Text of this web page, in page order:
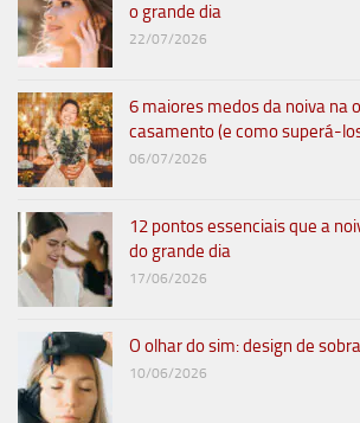
o grande dia
22/07/2026
6 maiores medos da noiva na
casamento (e como superá-
06/07/2026
12 pontos essenciais que a
do grande dia
17/06/2026
O olhar do sim: design de
10/06/2026